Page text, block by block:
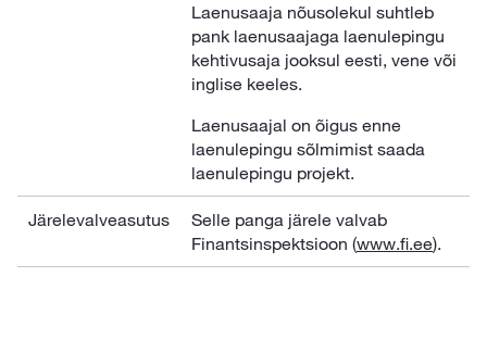
Laenusaaja nõusolekul suhtleb
pank laenusaajaga laenulepingu
kehtivusaja jooksul eesti, vene või
inglise keeles.
Laenusaajal on õigus enne
laenulepingu sõlmimist saada
laenulepingu projekt.
Järelevalveasutus
Selle panga järele valvab
Finantsinspektsioon (www.fi.ee).